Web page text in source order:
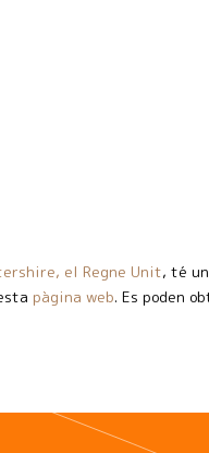
el Regne Unit, té
pàgina web. Es poden